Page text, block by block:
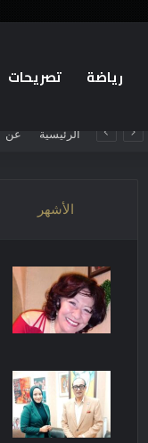
رياضة تصريحات
الرئيسية عن
الأشهر